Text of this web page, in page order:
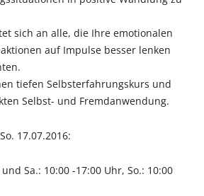
sich an alle, die Ihre emotionalen
auf Impulse besser lenken
tiefen Selbsterfahrungskurs und
Selbst- und Fremdanwendung.
17.07.2016:
Sa.: 10:00 -17:00 Uhr, So.: 10:00